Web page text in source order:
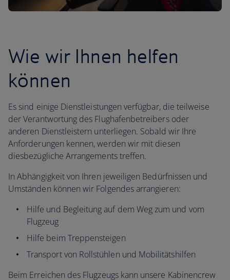
Wie wir Ihnen helfen
können
Es sind einige Dienstleistungen verfügbar, die teilweise
der Verantwortung des Flughafenbetreibers oder
anderen Dienstleistern unterliegen. Sobald wir Ihre
Anforderungen kennen, werden wir mit diesen
diesbezügliche Arrangements treffen.
In Abhängigkeit von Ihren jeweiligen Bedürfnissen und
Umständen können wir Folgendes arrangieren:
Hilfe und Begleitung auf dem Weg zum und vom
Flugzeug
Hilfe beim Treppensteigen
Transport von Rollstühlen und Mobilitätshilfen
Beim Erreichen des Flugzeugs kann unsere Kabinencrew